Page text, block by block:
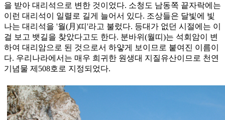
을 받아 대리석으로 변한 것이었다. 소청도 남동쪽 끝자락에는
이런 대리석이 일렬로 길게 늘어서 있다. 조상들은 달빛에 빛
나는 대리석을 '월(月)띠'라고 불렀다. 등대가 없던 시절에는 이
걸 보고 뱃길을 찾았다고도 한다. 분바위(월띠)는 석회암이 변
하여 대리암으로 된 것으로서 하얗게 보이므로 붙여진 이름이
다. 우리나라에서는 매우 희귀한 원생대 지질유산이므로 천연
기념물 제508호로 지정되었다.